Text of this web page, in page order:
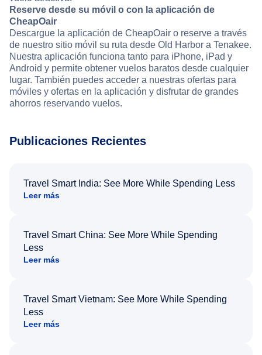
Reserve desde su móvil o con la aplicación de
CheapOair
Descargue la aplicación de CheapOair o reserve a través
de nuestro sitio móvil su ruta desde Old Harbor a Tenakee.
Nuestra aplicación funciona tanto para iPhone, iPad y
Android y permite obtener vuelos baratos desde cualquier
lugar. También puedes acceder a nuestras ofertas para
móviles y ofertas en la aplicación y disfrutar de grandes
ahorros reservando vuelos.
Publicaciones Recientes
Travel Smart India: See More While Spending Less
Leer más
Travel Smart China: See More While Spending
Less
Leer más
Travel Smart Vietnam: See More While Spending
Less
Leer más